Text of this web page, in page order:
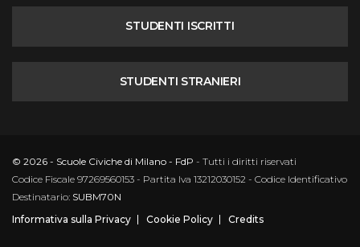
STUDENTI ISCRITTI
STUDENTI STRANIERI
© 2026 - Scuole Civiche di Milano - FdP - Tutti i diritti riservati
Codice Fiscale 97269560153 - Partita Iva 13212030152 - Codice Identificativo
Destinatario: SUBM70N
Informativa sulla Privacy
Cookie Policy Credits